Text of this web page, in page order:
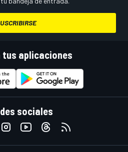
tus aplicaciones
sociales